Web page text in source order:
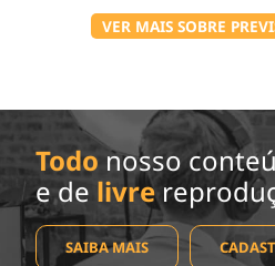
VER MAIS SOBRE
Todo nosso
e de livre
SAIBA MAIS